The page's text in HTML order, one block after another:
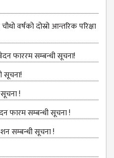
वर्षको दोस्रो आन्‍तरिक परिक्षा
फाररम सम्बन्धी सूचना!
सूचना!
!
फारम सम्बन्धी सूचना !
सम्बन्धी सूचना !